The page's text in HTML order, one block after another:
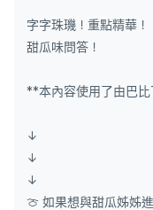
字字珠璣！重點精華！
甜瓜味問答！
**本內容使用了由巴比
↓
↓
↓
🍈 如果想與甜瓜姊姊